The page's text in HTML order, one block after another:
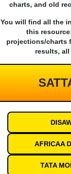
charts, and old
You will find all the
this
projections/charts
results,
AFRICAA
TATA